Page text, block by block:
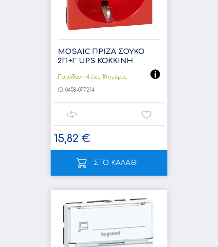
MOSAIC ΠΡΙΖΑ ΣΟΥΚΟ
2Π+Γ UPS ΚΟΚΚΙΝΗ
Παράδοση 4 έως 10 ημέρες
ID: 0458-077214
15,82 €
ΣΤΟ ΚΑΛΑΘΙ